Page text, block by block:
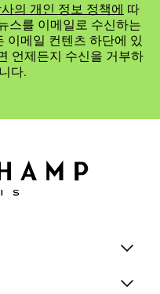
의 개인 정보 정책에 따
스를 이메일로 수신하는
이메일 컨텐츠 하단에 있
언제든지 수신을 거부하
다.